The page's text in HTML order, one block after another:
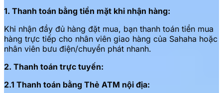
1. Thanh toán bằng tiền mặt khi nhận hàng:
Khi nhận đầy đủ hàng đặt mua, bạn thanh toán tiền mua
hàng trực tiếp cho nhân viên giao hàng của Sahaha hoặc
nhân viên bưu điện/chuyển phát nhanh.
2. Thanh toán trực tuyến:
2.1 Thanh toán bằng Thẻ ATM nội địa: